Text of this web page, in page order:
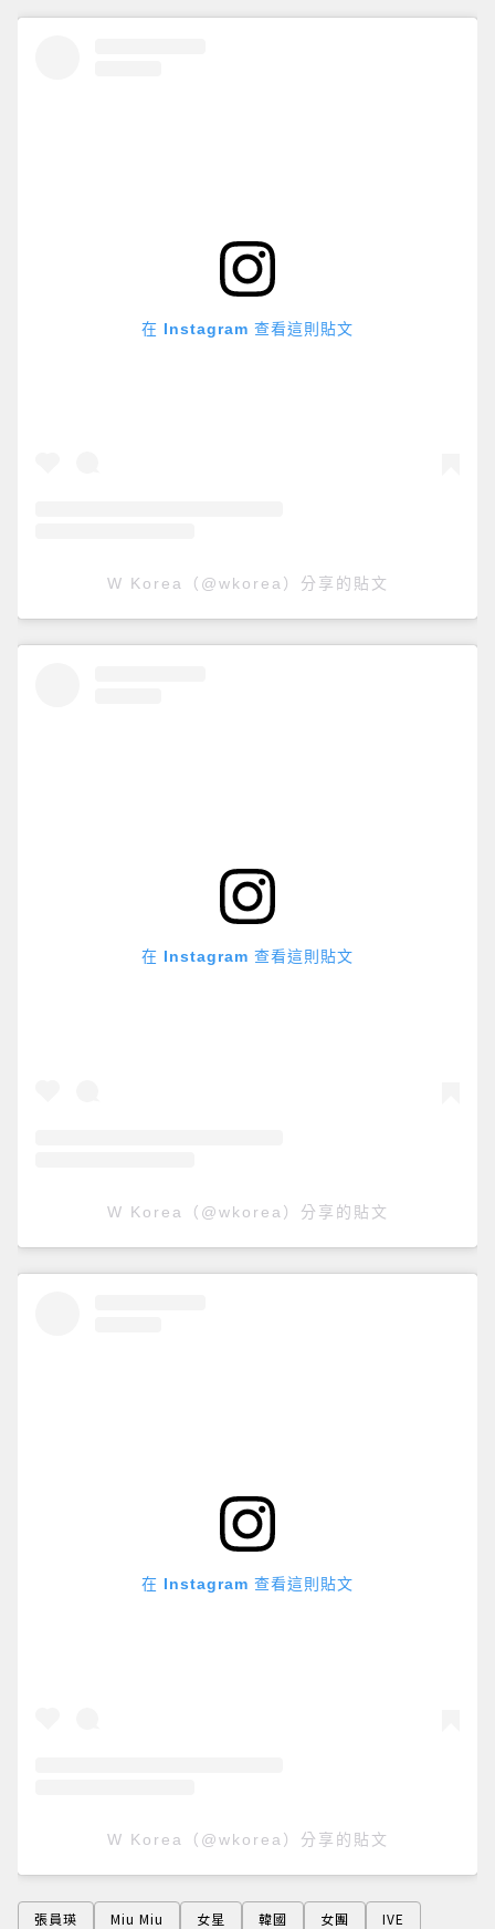
在 Instagram 查看這則貼文
W Korea（@wkorea）分享的貼文
在 Instagram 查看這則貼文
W Korea（@wkorea）分享的貼文
在 Instagram 查看這則貼文
W Korea（@wkorea）分享的貼文
張員瑛 Miu Miu 女星 韓國 女團 IVE